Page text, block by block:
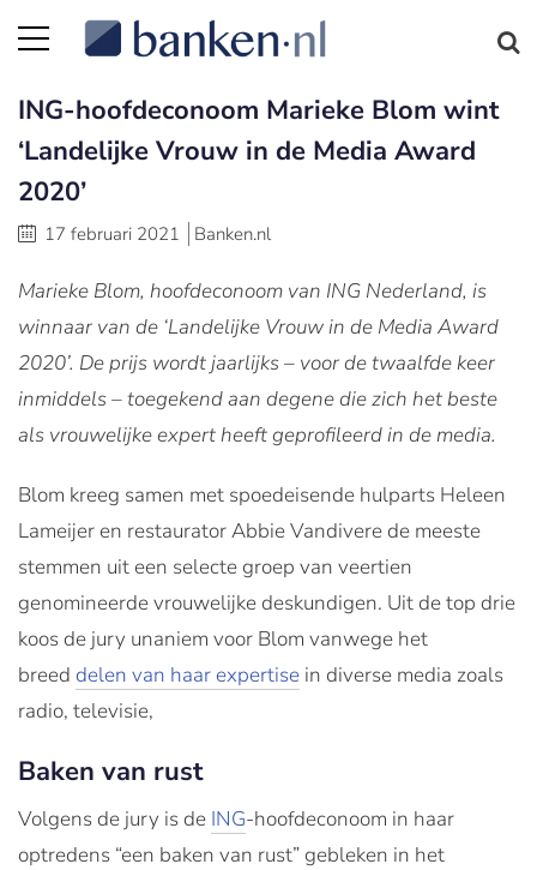
ING-hoofdeconoom Marieke Blom wint
‘Landelijke Vrouw in de Media Award
2020’
17 februari 2021 Banken.nl
Marieke Blom, hoofdeconoom van ING Nederland, is
winnaar van de ‘Landelijke Vrouw in de Media Award
2020’. De prijs wordt jaarlijks – voor de twaalfde keer
inmiddels – toegekend aan degene die zich het beste
als vrouwelijke expert heeft geprofileerd in de media.
Blom kreeg samen met spoedeisende hulparts Heleen
Lameijer en restaurator Abbie Vandivere de meeste
stemmen uit een selecte groep van veertien
genomineerde vrouwelijke deskundigen. Uit de top drie
koos de jury unaniem voor Blom vanwege het
breed delen van haar expertise in diverse media zoals
radio, televisie,
Baken van rust
Volgens de jury is de ING-hoofdeconoom in haar
optredens “een baken van rust” gebleken in het